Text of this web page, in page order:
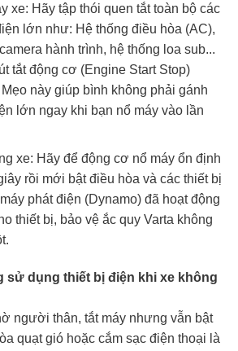
xe: Hãy tập thói quen tắt toàn bộ các
lớn như: Hệ thống điều hòa (AC),
hành trình, hệ thống loa sub...
tắt động cơ (Engine Start Stop)
này giúp bình không phải gánh
lớn ngay khi bạn nổ máy vào lần
xe: Hãy để động cơ nổ máy ổn định
rồi mới bật điều hòa và các thiết bị
phát điện (Dynamo) đã hoạt động
thiết bị, bảo vệ ắc quy Varta không
sử dụng thiết bị điện khi xe không
người thân, tắt máy nhưng vẫn bật
quạt gió hoặc cắm sạc điện thoại là